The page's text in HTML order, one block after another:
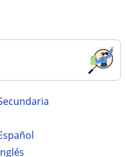
secundaria
Español
Inglés